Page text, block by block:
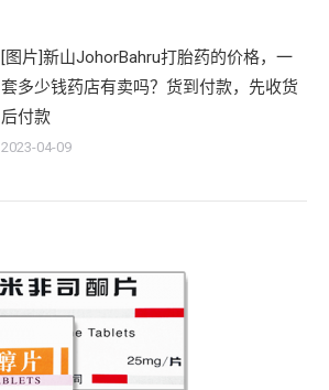
[图片]新山JohorBahru打胎药的价格，一
套多少钱药店有卖吗？货到付款，先收货
后付款
2023-04-09